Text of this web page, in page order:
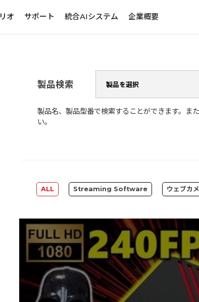
オ サポート 統合AIシステム 企業概要
製品検索
製品名、製品型番で検索することができます。ま
い。
ALL Streaming Software ウェブカ